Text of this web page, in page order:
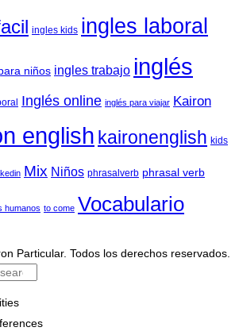
ingles kids ingles laboral
niños ingles trabajo inglés
Inglés online inglés para viajar Kairon
english kaironenglish kids
Mix Niños phrasalverb phrasal verb
humanos to come Vocabulario
Particular. Todos los derechos reservados.